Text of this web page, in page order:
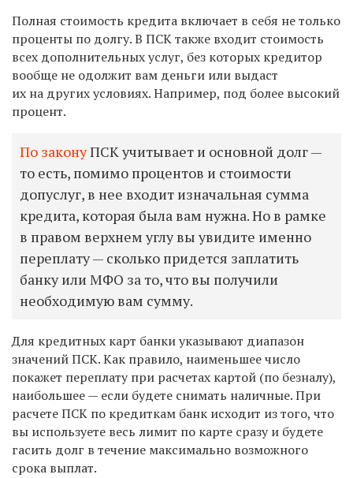
Полная стоимость кредита включает в себя не только
проценты по долгу. В ПСК также входит стоимость
всех дополнительных услуг, без которых кредитор
вообще не одолжит вам деньги или выдаст
их на других условиях. Например, под более высокий
процент.
По законуПСК учитывает и основной долг —
то есть, помимо процентов и стоимости
допуслуг, в нее входит изначальная сумма
кредита, которая была вам нужна. Но в рамке
в правом верхнем углу вы увидите именно
переплату — сколько придется заплатить
банку или МФО за то, что вы получили
необходимую вам сумму.
Для кредитных карт банки указывают диапазон
значений ПСК. Как правило, наименьшее число
покажет переплату при расчетах картой (по безналу),
наибольшее — если будете снимать наличные. При
расчете ПСК по кредиткам банк исходит из того, что
вы используете весь лимит по карте сразу и будете
гасить долг в течение максимально возможного
срока выплат.